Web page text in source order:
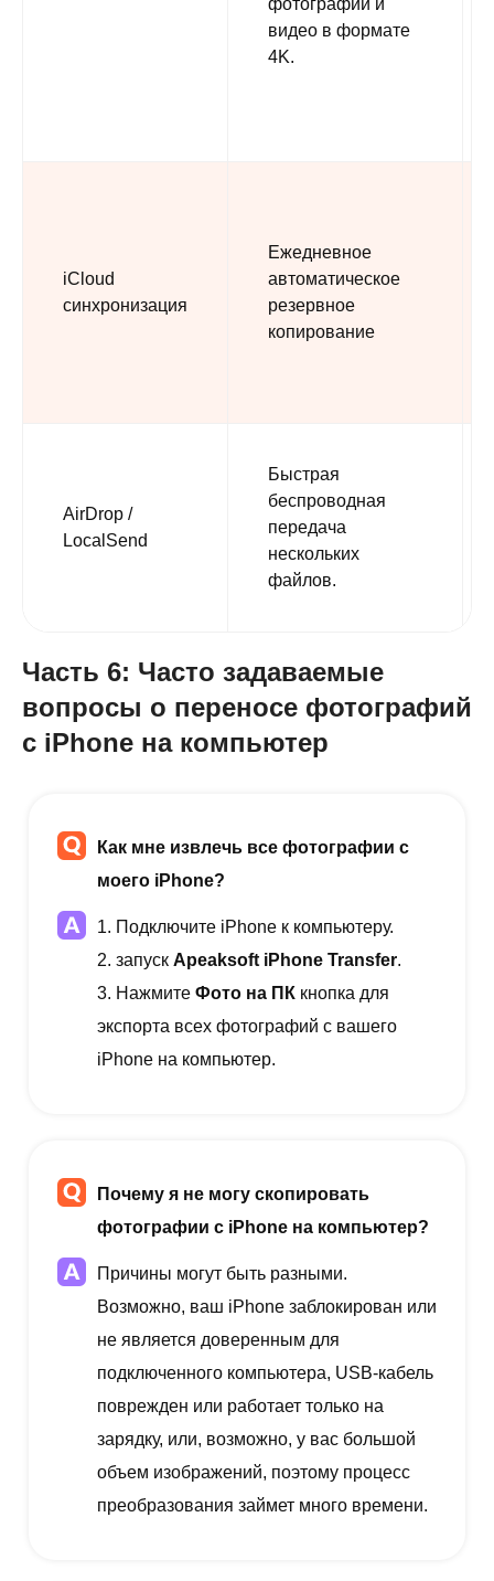
фотографий и
видео в формате
4K.
iCloud
синхронизация
Ежедневное
автоматическое
резервное
копирование
AirDrop /
LocalSend
Быстрая
беспроводная
передача
нескольких
файлов.
Часть 6: Часто задаваемые
вопросы о переносе фотографий
с iPhone на компьютер
Как мне извлечь все фотографии с
моего iPhone?
1. Подключите iPhone к компьютеру.
2. запуск Apeaksoft iPhone Transfer.
3. Нажмите Фото на ПК кнопка для
экспорта всех фотографий с вашего
iPhone на компьютер.
Почему я не могу скопировать
фотографии с iPhone на компьютер?
Причины могут быть разными.
Возможно, ваш iPhone заблокирован или
не является доверенным для
подключенного компьютера, USB-кабель
поврежден или работает только на
зарядку, или, возможно, у вас большой
объем изображений, поэтому процесс
преобразования займет много времени.